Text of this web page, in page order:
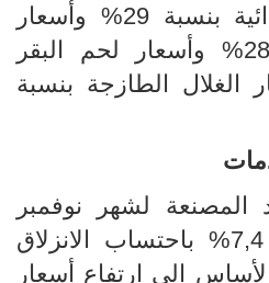
بنسبة 29%
وأسعار
28% وأسعار لحم البقر
الغلال الطازجة بنسبة
المصنعة لشهر نوفمبر
4,
7% باحتساب الانزلاق
الى ارتفاع أسعار